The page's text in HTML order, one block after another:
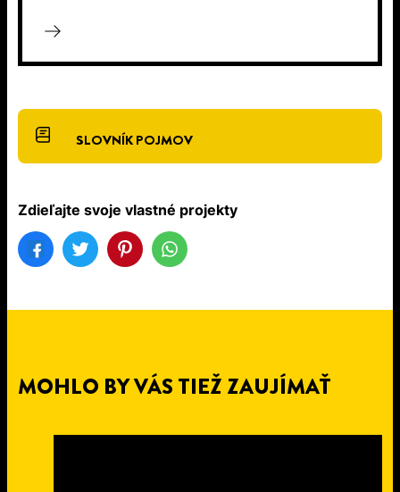
SLOVNÍK POJMOV
Zdieľajte svoje vlastné projekty
MOHLO BY VÁS TIEŽ ZAUJÍMAŤ